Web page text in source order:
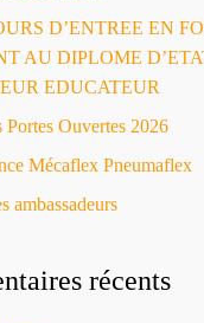
D’ENTREE EN
AU DIPLOME
EDUCATEUR
Portes Ouvertes 2026
Mécaflex Pneumaflex
ambassadeurs
récents